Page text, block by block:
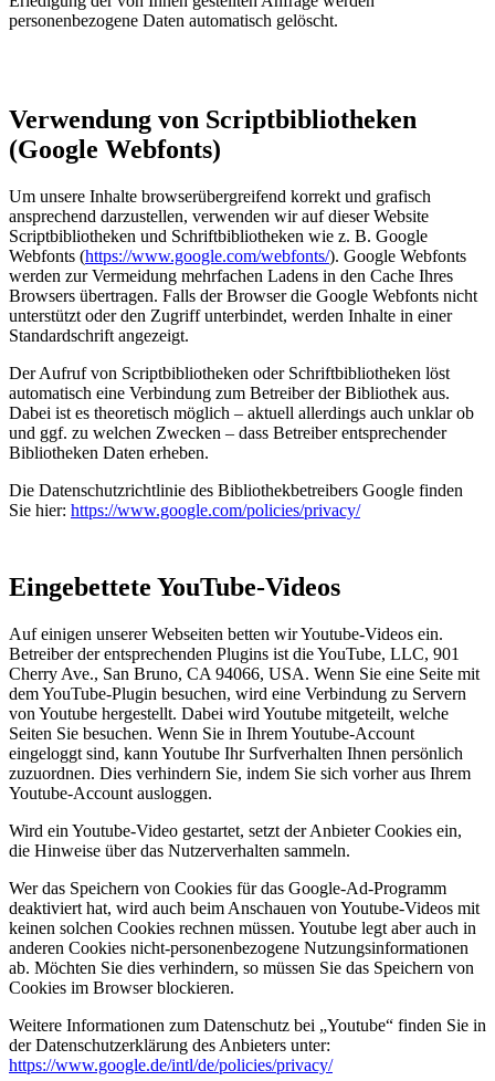
personenbezogene Daten automatisch gelöscht.
Verwendung von Scriptbibliotheken
(Google Webfonts)
Um unsere Inhalte browserübergreifend korrekt und grafisch
ansprechend darzustellen, verwenden wir auf dieser Website
Scriptbibliotheken und Schriftbibliotheken wie z. B. Google
Webfonts (https://www.google.com/webfonts/). Google Webfonts
werden zur Vermeidung mehrfachen Ladens in den Cache Ihres
Browsers übertragen. Falls der Browser die Google Webfonts nicht
unterstützt oder den Zugriff unterbindet, werden Inhalte in einer
Standardschrift angezeigt.
Der Aufruf von Scriptbibliotheken oder Schriftbibliotheken löst
automatisch eine Verbindung zum Betreiber der Bibliothek aus.
Dabei ist es theoretisch möglich – aktuell allerdings auch unklar ob
und ggf. zu welchen Zwecken – dass Betreiber entsprechender
Bibliotheken Daten erheben.
Die Datenschutzrichtlinie des Bibliothekbetreibers Google finden
Sie hier: https://www.google.com/policies/privacy/
Eingebettete YouTube-Videos
Auf einigen unserer Webseiten betten wir Youtube-Videos ein.
Betreiber der entsprechenden Plugins ist die YouTube, LLC, 901
Cherry Ave., San Bruno, CA 94066, USA. Wenn Sie eine Seite mit
dem YouTube-Plugin besuchen, wird eine Verbindung zu Servern
von Youtube hergestellt. Dabei wird Youtube mitgeteilt, welche
Seiten Sie besuchen. Wenn Sie in Ihrem Youtube-Account
eingeloggt sind, kann Youtube Ihr Surfverhalten Ihnen persönlich
zuzuordnen. Dies verhindern Sie, indem Sie sich vorher aus Ihrem
Youtube-Account ausloggen.
Wird ein Youtube-Video gestartet, setzt der Anbieter Cookies ein,
die Hinweise über das Nutzerverhalten sammeln.
Wer das Speichern von Cookies für das Google-Ad-Programm
deaktiviert hat, wird auch beim Anschauen von Youtube-Videos mit
keinen solchen Cookies rechnen müssen. Youtube legt aber auch in
anderen Cookies nicht-personenbezogene Nutzungsinformationen
ab. Möchten Sie dies verhindern, so müssen Sie das Speichern von
Cookies im Browser blockieren.
Weitere Informationen zum Datenschutz bei „Youtube“ finden Sie in
der Datenschutzerklärung des Anbieters unter:
https://www.google.de/intl/de/policies/privacy/